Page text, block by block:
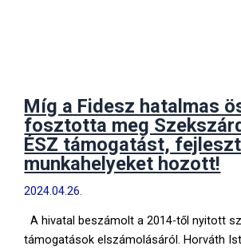
Csörgét!
Míg a Fidesz hatalmas
fosztotta meg
ÉSZ támogatást,
munkahelyeket hozott!
2024.04.26.
A hivatal beszámolt a 2014-től nyitott
támogatások elszámolásáról. Horváth